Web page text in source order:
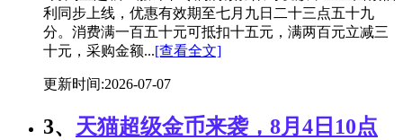
利同步上线，优惠有效期至七月九日二十三点五十九
分。消费满一百五十元可抵扣十五元，满两百元立减三
十元，采购金额...[查看全文]
更新时间:2026-07-07
3、 天猫超级金币来袭，8月4日10点